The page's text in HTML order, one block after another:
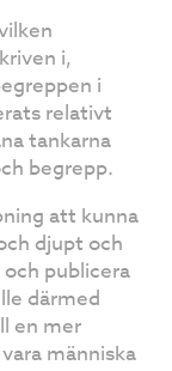
i,
i
relativt
tankarna
begrepp.
att kunna
djupt och
publicera
därmed
en mer
människa